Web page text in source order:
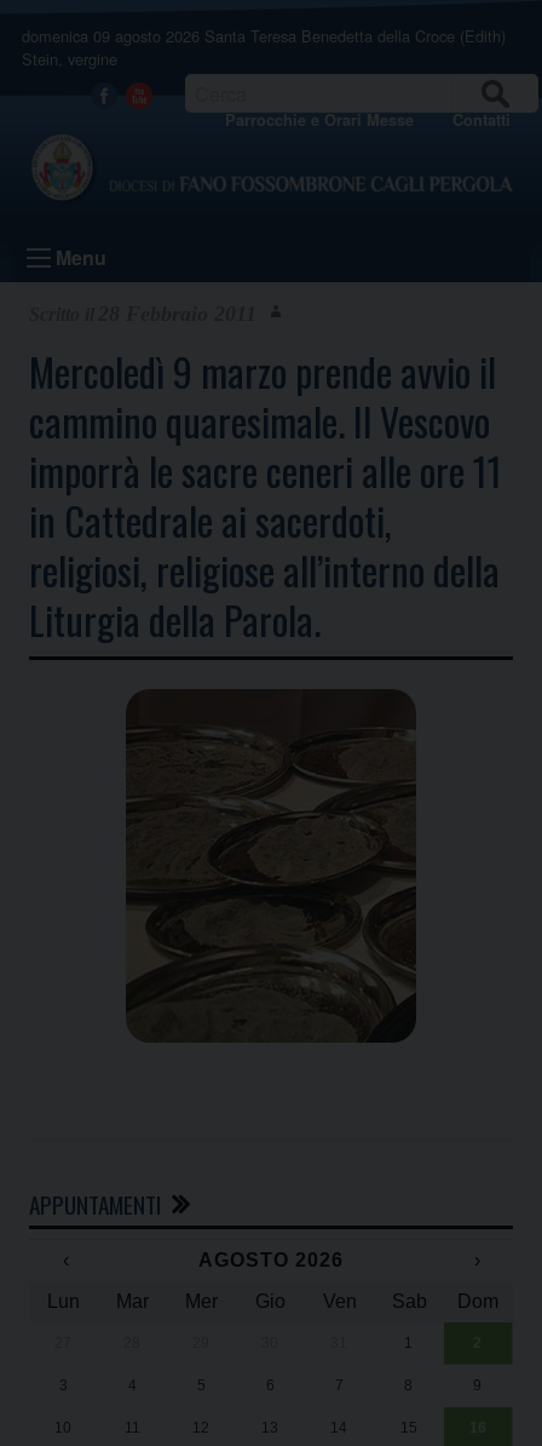
content
domenica 09 agosto 2026 Santa Teresa Benedetta della Croce (Edith)
Stein, vergine
Facebook
Youtube Parrocchie e Orari Messe Contatti
Menu
Mercoledì 9 marzo prende avvio il
cammino quaresimale. Il Vescovo
imporrà le sacre ceneri alle ore 11
in Cattedrale ai sacerdoti,
religiosi, religiose all’interno della
Liturgia della Parola.
APPUNTAMENTI
‹ AGOSTO 2026
›
Lun
Mar Mer Gio Ven Sab Dom
1 2
3 4 5 6 7 8 9
10 11 12 13 14 15 16